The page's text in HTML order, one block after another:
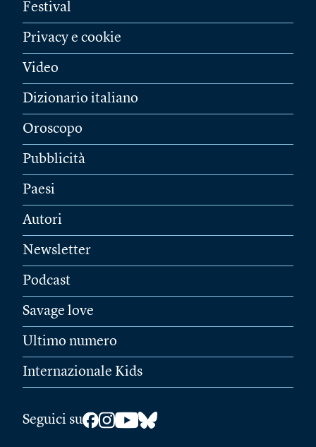
Festival
Privacy e cookie
Video
Dizionario italiano
Oroscopo
Pubblicità
Paesi
Autori
Newsletter
Podcast
Savage love
Ultimo numero
Internazionale Kids
Seguici su